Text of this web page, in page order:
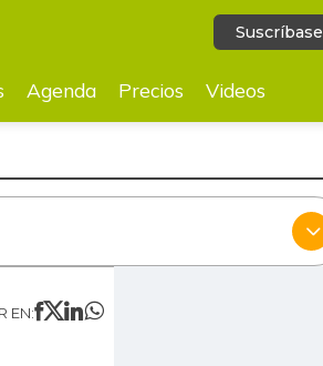
Suscríbase
Videos
Suscríbase
Agenda Precios Videos
EN: